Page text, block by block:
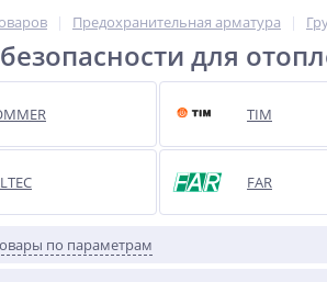
Предохранительная арматура
для
TIM
FAR
по параметрам